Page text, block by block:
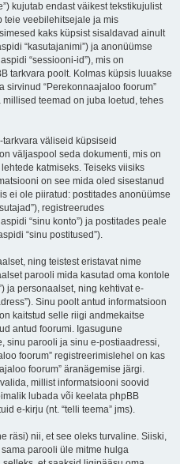
kujutab endast väikest tekstikujulist
teie veebilehitsejale ja mis
kaks küpsist sisaldavad ainult
“kasutajanimi”) ja anonüümse
“sessiooni-id”), mis on
tarkvara poolt. Kolmas küpsis luuakse
“Perekonnaajaloo foorum”
teemad on juba loetud, tehes
väliseid küpsiseid
väljaspool seda dokumenti, mis on
katmiseks. Teiseks viisiks
on see mida oled sisestanud
ei ole piiratud: postitades anonüümse
registreerudes
“sinu konto”) ja postitades peale
“sinu postitused”).
ning teistest eristavat nime
parooli mida kasutad oma kontole
ja personaalset, ning kehtivat e-
Sinu poolt antud informatsioon
kaitstud selle riigi andmekaitse
antud foorumi. Igasugune
sinu parooli ja sinu e-postiaadressi,
foorum” registreerimislehel on kas
foorum” äranägemise järgi.
millist informatsiooni soovid
lubada või keelata phpBB
e-kirju (nt. “telli teema” jms).
räsi) nii, et see oleks turvaline. Siiski,
parooli üle mitme hulga